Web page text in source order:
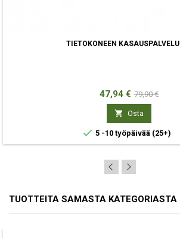
TIETOKONEEN KASAUSPALVELU
Hinta
47,94 € Normaali
hinta
79,90 €
 Osta
 5 -10 työpäivää (25+)
TUOTTEITA SAMASTA KATEGORIASTA